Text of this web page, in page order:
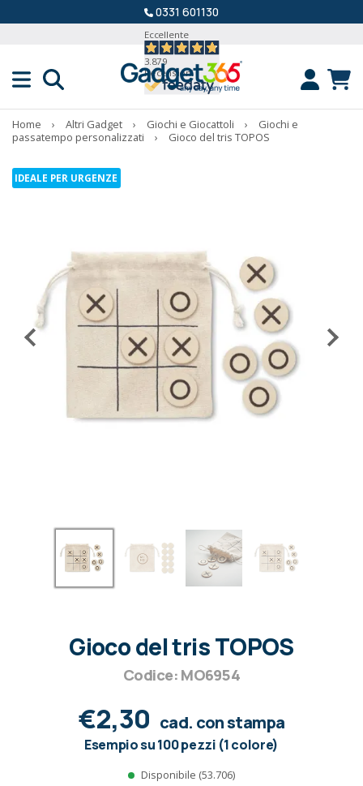
0331 601130
Eccellente
3.879
Recensioni
Home › Altri Gadget › Giochi e Giocattoli ›
Giochi e
passatempo personalizzati
› Gioco del tris TOPOS
IDEALE PER URGENZE
Gioco del tris TOPOS
Codice: MO6954
€2,30 cad. con stampa
Esempio su 100 pezzi (1 colore)
Disponibile (53.706)